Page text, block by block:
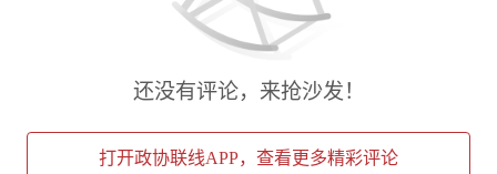
好“十五五”规划意义重大。希望各位华侨华人经
理人充分发挥融通中外的独特优势和国际交往的
桥梁纽带作用，主动将个人事业、企业发展融入
上海“五个中心”发展的大局，在参与国家战略和
城市发展的过程中实现更大价值，展现更大作
还没有评论，来抢沙发！
打开政协联线APP，查看更多精彩评论